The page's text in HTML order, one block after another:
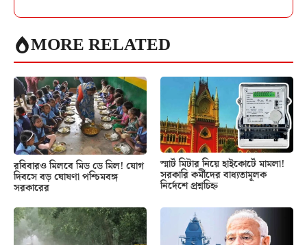
MORE RELATED
রবিবারও মিলবে মিড ডে মিল! যোগ
দিবসে বড় ঘোষণা পশ্চিমবঙ্গ
সরকারের
স্মার্ট মিটার নিয়ে হাইকোর্টে মামলা!
সরকারি কর্মীদের বাধ্যতামূলক
নির্দেশে প্রশ্নচিহ্ন